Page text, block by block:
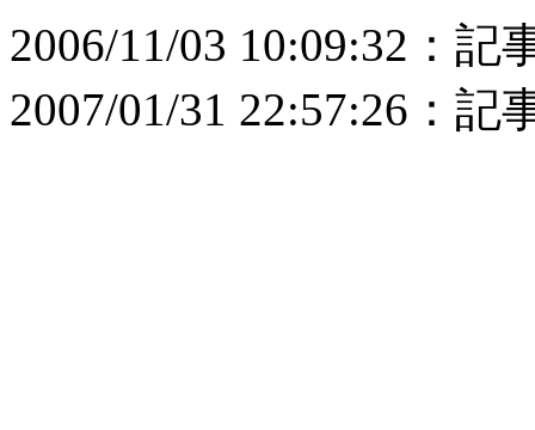
2006/11/03 10:09:32：記
2007/01/31 22:57:26：記